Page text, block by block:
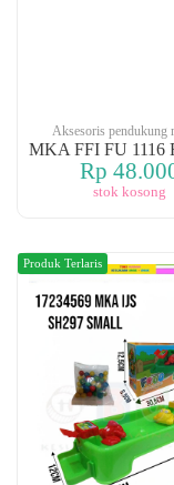
Aksesoris pendukung
Rp
stok kosong
Produk Terlaris